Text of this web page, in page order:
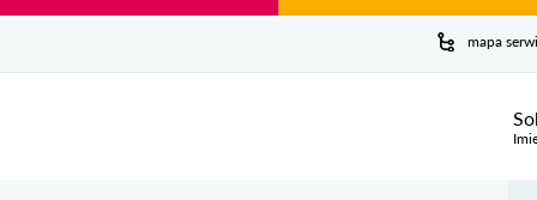
mapa